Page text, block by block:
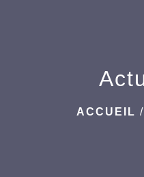
ACCUEIL /